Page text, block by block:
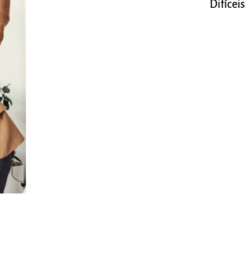
Difíceis